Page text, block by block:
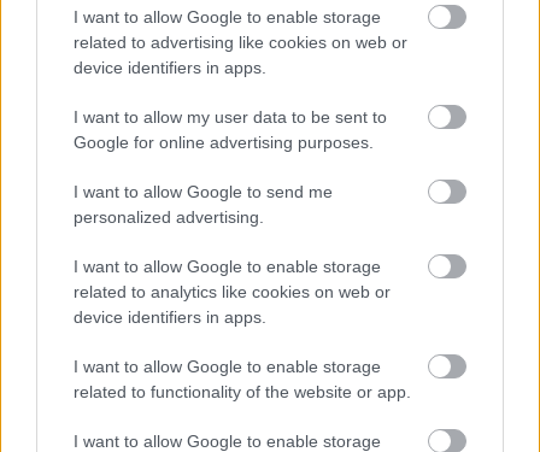
I want to allow Google to enable storage
related to advertising like cookies on web or
device identifiers in apps.
I want to allow my user data to be sent to
Google for online advertising purposes.
I want to allow Google to send me
personalized advertising.
I want to allow Google to enable storage
related to analytics like cookies on web or
device identifiers in apps.
I want to allow Google to enable storage
related to functionality of the website or app.
I want to allow Google to enable storage
Környezetvédelmi influenszerrel és
szakpszichológussal beszélgetünk a klímaszorongás
oldásának lehetőségeiről, Litkai Gergely pedig
stand-up ...